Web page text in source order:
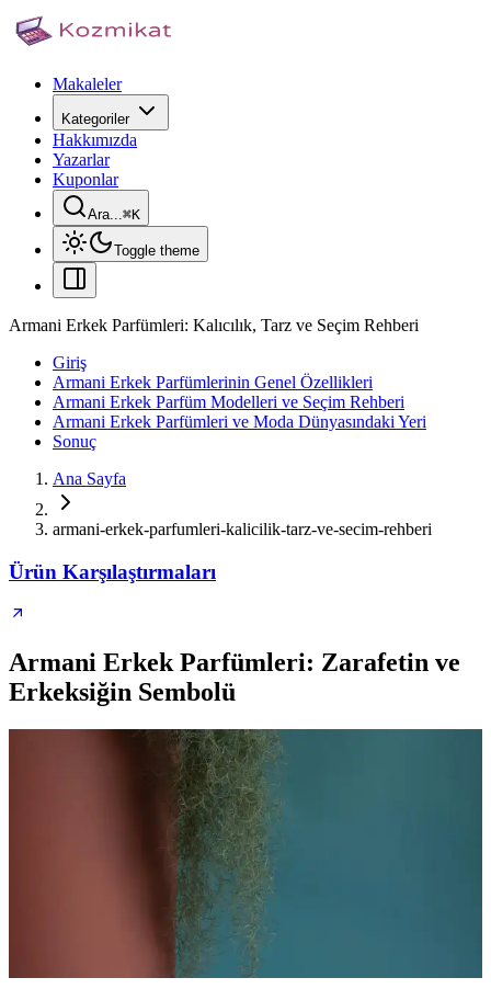
Makaleler
Kategoriler
Hakkımızda
Yazarlar
Kuponlar
Ara...⌘K
Toggle theme
Armani Erkek Parfümleri: Kalıcılık, Tarz ve Seçim Rehberi
Giriş
Armani Erkek Parfümlerinin Genel Özellikleri
Armani Erkek Parfüm Modelleri ve Seçim Rehberi
Armani Erkek Parfümleri ve Moda Dünyasındaki Yeri
Sonuç
Ana Sayfa
armani-erkek-parfumleri-kalicilik-tarz-ve-secim-rehberi
Ürün Karşılaştırmaları
Armani Erkek Parfümleri: Zarafetin ve
Erkeksiğin Sembolü